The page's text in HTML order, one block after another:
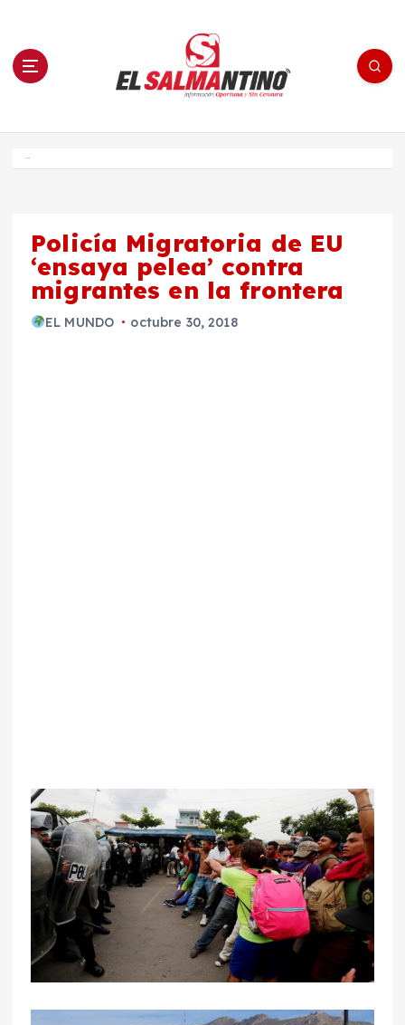
n El Salmantino - medios/noticias/editorial
Policía Migratoria de EU
‘ensaya pelea’ contra
migrantes en la frontera
EL MUNDO octubre 30, 2018